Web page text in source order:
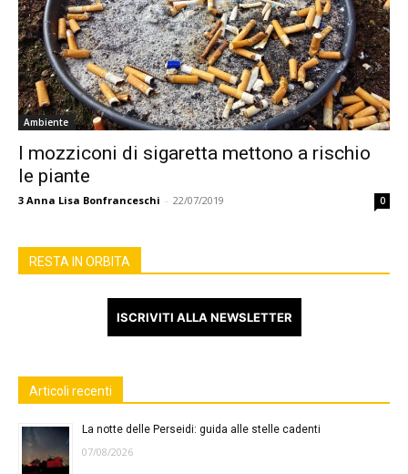
Ambiente
I mozziconi di sigaretta mettono a rischio
le piante
3 Anna Lisa Bonfranceschi - 22/07/2019 0
RESTA IN ORBITA
ISCRIVITI ALLA NEWSLETTER
Articoli recenti
La notte delle Perseidi: guida alle stelle cadenti
07/08/2026